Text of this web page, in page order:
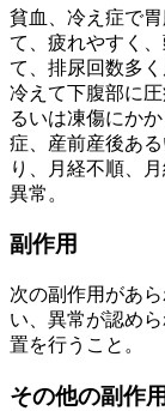
貧血、冷え症で
て、疲れやすく
て、排尿回数多
冷えて下腹部に
るいは凍傷にか
症、産前産後あ
り、月経不順、
異常。
副作用
次の副作用があ
い、異常が認め
置を行うこと。
その他の副作用